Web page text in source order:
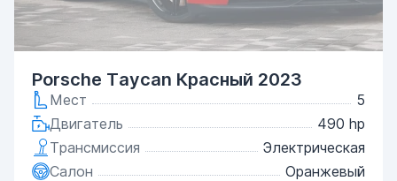
Porsche Taycan Красный 2023
Мест
5
Двигатель
490 hp
Трансмиссия
Электрическая
Салон
Оранжевый